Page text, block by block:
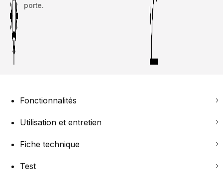
porte.
Fonctionnalités
Utilisation et entretien
Fiche technique
Test